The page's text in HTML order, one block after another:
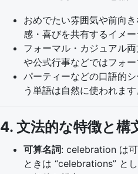
おめでたい雰囲気や前向
感・喜びを共有するイメー
フォーマル・カジュアル
や公式行事などではフォー
パーティーなどの口語的
う単語は自然に使われます
4. 文法的な特徴と構
可算名詞: celebration は
ときは “celebrations” とし